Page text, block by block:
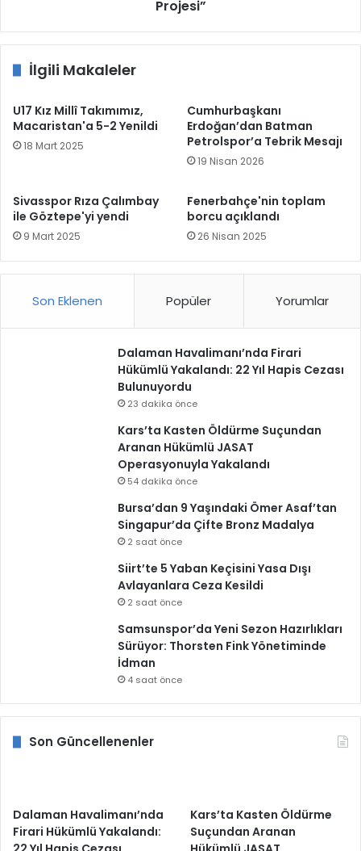
Projesi”
İlgili Makaleler
U17 Kız Millî Takımımız,
Macaristan'a 5-2 Yenildi
18 Mart 2025
Cumhurbaşkanı
Erdoğan’dan Batman
Petrolspor’a Tebrik Mesajı
19 Nisan 2026
Sivasspor Rıza Çalımbay
ile Göztepe'yi yendi
9 Mart 2025
Fenerbahçe'nin toplam
borcu açıklandı
26 Nisan 2025
Son Eklenen Popüler Yorumlar
Dalaman Havalimanı’nda Firari
Hükümlü Yakalandı: 22 Yıl Hapis Cezası
Bulunuyordu
23 dakika önce
Kars’ta Kasten Öldürme Suçundan
Aranan Hükümlü JASAT
Operasyonuyla Yakalandı
54 dakika önce
Bursa’dan 9 Yaşındaki Ömer Asaf’tan
Singapur’da Çifte Bronz Madalya
2 saat önce
Siirt’te 5 Yaban Keçisini Yasa Dışı
Avlayanlara Ceza Kesildi
2 saat önce
Samsunspor’da Yeni Sezon Hazırlıkları
Sürüyor: Thorsten Fink Yönetiminde
İdman
4 saat önce
Son Güncellenenler
Dalaman Havalimanı’nda
Firari Hükümlü Yakalandı:
Kars’ta Kasten Öldürme
Suçundan Aranan